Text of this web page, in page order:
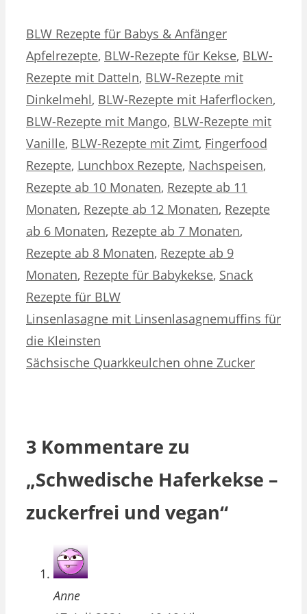
Kategorien
BLW Rezepte für Babys & AnfängerSchlagwörter
Apfelrezepte, BLW-Rezepte für Kekse, BLW-
Rezepte mit Datteln, BLW-Rezepte mit
Dinkelmehl, BLW-Rezepte mit Haferflocken,
BLW-Rezepte mit Mango, BLW-Rezepte mit
Vanille, BLW-Rezepte mit Zimt, Fingerfood
Rezepte, Lunchbox Rezepte, Nachspeisen,
Rezepte ab 10 Monaten, Rezepte ab 11
Monaten, Rezepte ab 12 Monaten, Rezepte
ab 6 Monaten, Rezepte ab 7 Monaten,
Rezepte ab 8 Monaten, Rezepte ab 9
Monaten, Rezepte für Babykekse, Snack
Rezepte für BLW
Linsenlasagne mit Linsenlasagnemuffins für
die Kleinsten
Sächsische Quarkkeulchen ohne Zucker
3 Kommentare zu
„Schwedische Haferkekse –
zuckerfrei und vegan“
Anne